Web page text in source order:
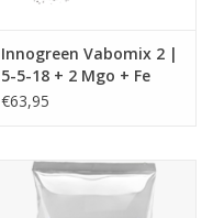
Innogreen Vabomix 2 |
5-5-18 + 2 Mgo + Fe
(najaarsmest)
€63,95